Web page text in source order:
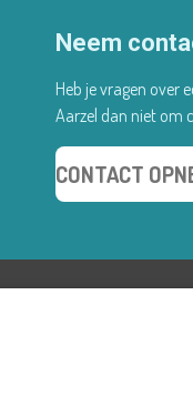
Neem
Heb je vragen over
Aarzel dan niet om
CONTACT